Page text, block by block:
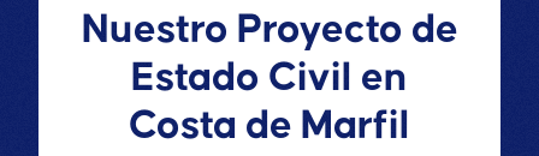
Nuestro Proyecto de
Estado Civil en
Costa de Marfil